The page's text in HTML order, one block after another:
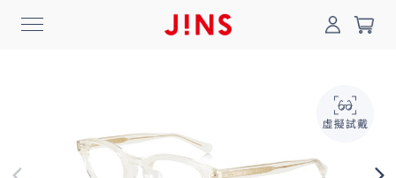
登入/註冊 門市一覽
0